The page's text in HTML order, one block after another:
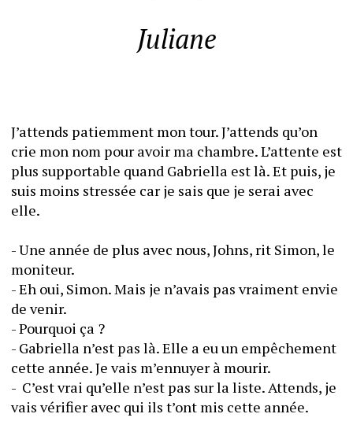
Juliane
J’attends patiemment mon tour. J’attends qu’on
crie mon nom pour avoir ma chambre. L’attente est
plus supportable quand Gabriella est là. Et puis, je
suis moins stressée car je sais que je serai avec
elle.
- Une année de plus avec nous, Johns, rit Simon, le
moniteur.
- Eh oui, Simon. Mais je n’avais pas vraiment envie
de venir.
- Pourquoi ça ?
- Gabriella n’est pas là. Elle a eu un empêchement
cette année. Je vais m’ennuyer à mourir.
-  C’est vrai qu’elle n’est pas sur la liste. Attends, je
vais vérifier avec qui ils t’ont mis cette année.